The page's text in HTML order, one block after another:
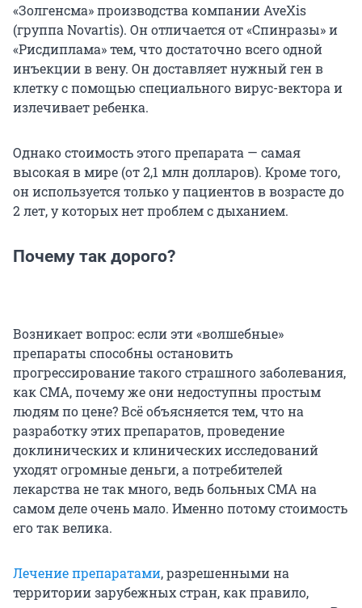
«Золгенсма» производства компании AveXis
(группа Novartis). Он отличается от «Спинразы» и
«Рисдиплама» тем, что достаточно всего одной
инъекции в вену. Он доставляет нужный ген в
клетку с помощью специального вирус-вектора и
излечивает ребенка.
Однако стоимость этого препарата — самая
высокая в мире (от 2,1 млн долларов). Кроме того,
он используется только у пациентов в возрасте до
2 лет, у которых нет проблем с дыханием.
Почему так дорого?
Возникает вопрос: если эти «волшебные»
препараты способны остановить
прогрессирование такого страшного заболевания,
как СМА, почему же они недоступны простым
людям по цене? Всё объясняется тем, что на
разработку этих препаратов, проведение
доклинических и клинических исследований
уходят огромные деньги, а потребителей
лекарства не так много, ведь больных СМА на
самом деле очень мало. Именно потому стоимость
его так велика.
Лечение препаратами, разрешенными на
территории зарубежных стран, как правило,